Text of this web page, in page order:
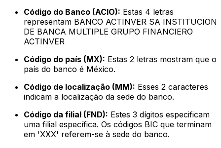
Código do Banco (ACIO): Estas 4 letras
representam BANCO ACTINVER SA INSTITUCION
DE BANCA MULTIPLE GRUPO FINANCIERO
ACTINVER
Código do país (MX): Estas 2 letras mostram que o
país do banco é México.
Código de localização (MM): Esses 2 caracteres
indicam a localização da sede do banco.
Código da filial (FND): Estes 3 dígitos especificam
uma filial específica. Os códigos BIC que terminam
em 'XXX' referem-se à sede do banco.